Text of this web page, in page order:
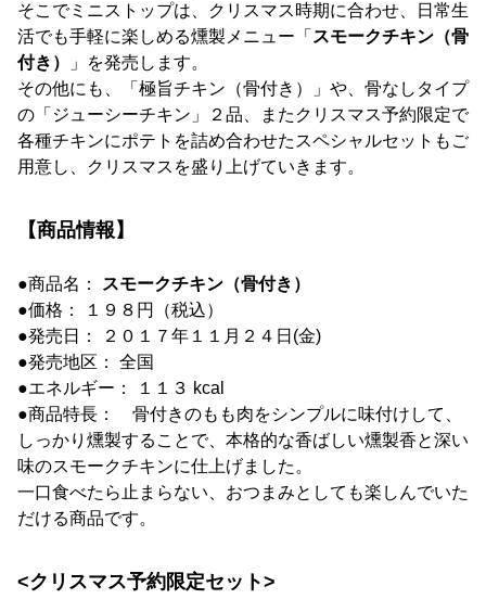
そこでミニストップは、クリスマス時期に合わせ、日常生
活でも手軽に楽しめる燻製メニュー「 スモークチキン（骨
付き）
」を発売します。
その他にも、「極旨チキン（骨付き）」や、骨なしタイプ
の「ジューシーチキン」２品、またクリスマス予約限定で
各種チキンにポテトを詰め合わせたスペシャルセットもご
用意し、クリスマスを盛り上げていきます。
【商品情報】
●商品名：
スモークチキン（骨付き）
●価格： １９８円（税込）
●発売日： ２０１７年１１月２４日(金)
●発売地区： 全国
●エネルギー： １１３ kcal
●商品特長： 骨付きのもも肉をシンプルに味付けして、
しっかり燻製することで、本格的な香ばしい燻製香と深い
味のスモークチキンに仕上げました。
一口食べたら止まらない、おつまみとしても楽しんでいた
だける商品です。
<クリスマス予約限定セット>